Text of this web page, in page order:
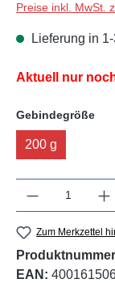
Preise inkl. MwSt.
Lieferung in
Aktuell nur
Gebindegröße
200 g
Zum Merkzettel
EAN: